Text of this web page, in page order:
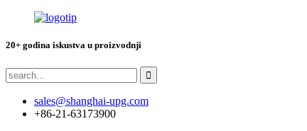
20+ godina iskustva u proizvodnji
sales@shanghai-upg.com
+86-21-63173900